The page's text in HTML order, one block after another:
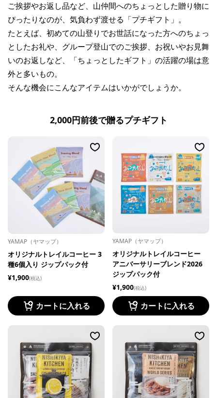
ご挨拶やお返し品など、山仲間へのちょっとした贈り物に
ぴったりなのが、気負わず渡せる「プチギフト」。
たとえば、初めての山登りでお世話になった方へのちょっ
としたお礼や、グループ登山でのご挨拶、お祝いやお見舞
いのお返しなど、「ちょっとしたギフト」の活躍の場は意
外と多いもの。
そんな機会にこんなアイテムはいかがでしょうか。
2,000円前後で贈るプチギフト
YAMAP（ヤマップ）
オリジナルトレイルコーヒー 3
種6個入り ジップパック付
¥1,900(税込)
カートに入れる
YAMAP（ヤマップ）
オリジナルトレイルコーヒー
アニバーサリーブレンド2026
ジップパック付
¥1,900(税込)
カートに入れる